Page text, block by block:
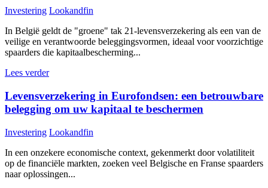
Investering Lookandfin
In België geldt de "groene" tak 21-levensverzekering als een van de
veilige en verantwoorde beleggingsvormen, ideaal voor voorzichtige
spaarders die kapitaalbescherming...
Lees verder
Levensverzekering in Eurofondsen: een betrouwbare
belegging om uw kapitaal te beschermen
Investering Lookandfin
In een onzekere economische context, gekenmerkt door volatiliteit
op de financiële markten, zoeken veel Belgische en Franse spaarders
naar oplossingen...